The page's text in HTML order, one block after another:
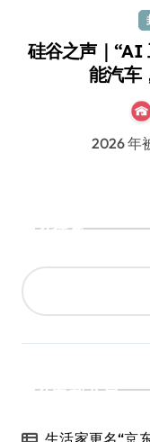
硅谷之声｜“AI
能汽车
2026
搜索
最新文章
生活家更名“京